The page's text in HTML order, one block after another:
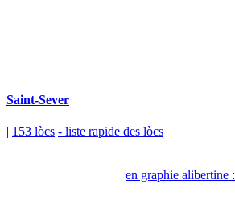
Saint-Sever
| 153 lòcs - liste rapide des lòcs
en graphie alibertine :